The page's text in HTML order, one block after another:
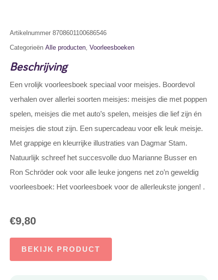
Artikelnummer 8708601100686546
Categorieën Alle producten, Voorleesboeken
Beschrijving
Een vrolijk voorleesboek speciaal voor meisjes. Boordevol
verhalen over allerlei soorten meisjes: meisjes die met poppen
spelen, meisjes die met auto’s spelen, meisjes die lief zijn én
meisjes die stout zijn. Een supercadeau voor elk leuk meisje.
Met grappige en kleurrijke illustraties van Dagmar Stam.
Natuurlijk schreef het succesvolle duo Marianne Busser en
Ron Schröder ook voor alle leuke jongens net zo’n geweldig
voorleesboek: Het voorleesboek voor de allerleukste jongen! .
€9,80
BEKIJK PRODUCT